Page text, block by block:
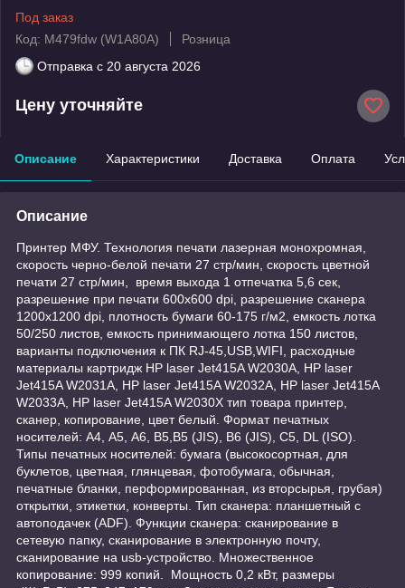
Под заказ
Код: M479fdw (W1A80A)
Розница
Отправка с 20 августа 2026
Цену уточняйте
Описание Характеристики Доставка Оплата
Описание
Принтер МФУ. Технология печати лазерная монохромная,
скорость черно-белой печати 27 стр/мин, скорость цветной
печати 27 стр/мин, время выхода 1 отпечатка 5,6 сек,
разрешение при печати 600х600 dpi, разрешение сканера
1200х1200 dpi, плотность бумаги 60-175 г/м2, емкость лотка
50/250 листов, емкость принимающего лотка 150 листов,
варианты подключения к ПК RJ-45,USB,WIFI, расходные
материалы картридж HP laser Jet415A W2030A, HP laser
Jet415A W2031A, HP laser Jet415A W2032A, HP laser Jet415A
W2033A, HP laser Jet415A W2030X тип товара принтер,
сканер, копирование, цвет белый. Формат печатных
носителей: А4, А5, А6, В5,В5 (JIS), B6 (JIS), C5, DL (ISO).
Типы печатных носителей: бумага (высокосортная, для
буклетов, цветная, глянцевая, фотобумага, обычная,
печатные бланки, перформированная, из вторсырья, грубая)
открытки, этикетки, конверты. Тип сканера: планшетный с
автоподачек (ADF). Функции сканера: сканирование в
сетевую папку, сканирование в электронную почту,
сканирование на usb-устройство. Множественное
копирование: 999 копий. Мощность 0,2 кВт, размеры